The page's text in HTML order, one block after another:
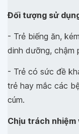
Đối tượng sử
- Trẻ biếng ăn,
dinh dưỡng, chậm
- Trẻ có sức đề
trẻ hay mắc các
cúm.
Chịu trách nhiệm